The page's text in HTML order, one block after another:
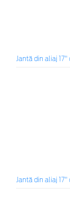
Jantă din aliaj
Jantă din aliaj